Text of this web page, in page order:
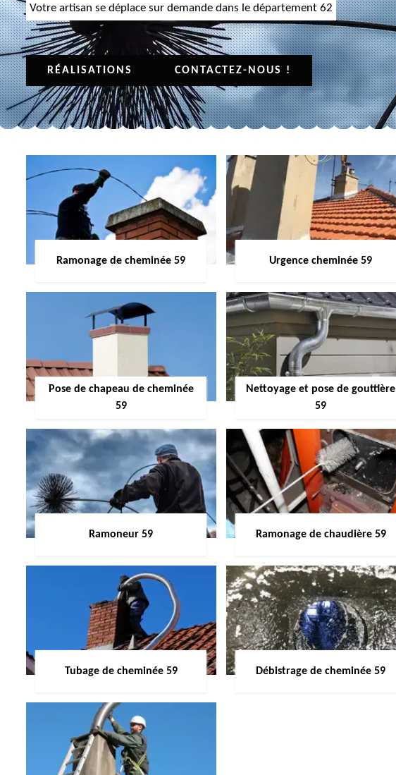
Votre artisan se déplace sur demande dans le département 62
RÉALISATIONS CONTACTEZ-NOUS !
Ramonage de cheminée 59 Urgence cheminée 59
Pose de chapeau de cheminée
59
Nettoyage et pose de gouttière
59
Ramoneur 59 Ramonage de chaudière 59
Tubage de cheminée 59 Débistrage de cheminée 59